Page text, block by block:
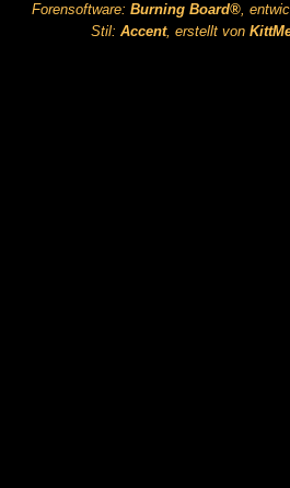
Forensoftware: Burning Board®,
Stil: Accent, erstellt von